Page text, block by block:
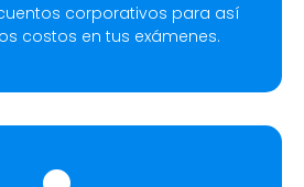
corporativos para así
costos en tus exámenes.